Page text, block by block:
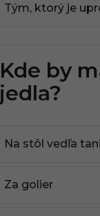
Tým, ktorý je
Kde by
jedla?
Na stôl vedľa
Za golier